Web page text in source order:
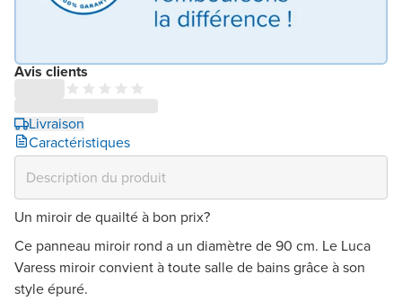
Avis clients
Livraison
Caractéristiques
Un miroir de quailté à bon prix?
Ce panneau miroir rond a un diamètre de 90 cm. Le Luca
Varess miroir convient à toute salle de bains grâce à son
style épuré.